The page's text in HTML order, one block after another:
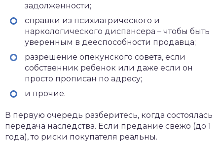
задолженности;
справки из психиатрического и
наркологического диспансера – чтобы быть
уверенным в дееспособности продавца;
разрешение опекунского совета, если
собственник ребенок или даже если он
просто прописан по адресу;
и прочие.
В первую очередь разберитесь, когда состоялась
передача наследства. Если предание свежо (до 1
года), то риски покупателя реальны.